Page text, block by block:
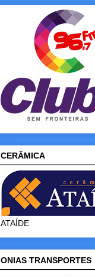
CERÂMICA
ATAÍDE
ONIAS TRANSPORTES